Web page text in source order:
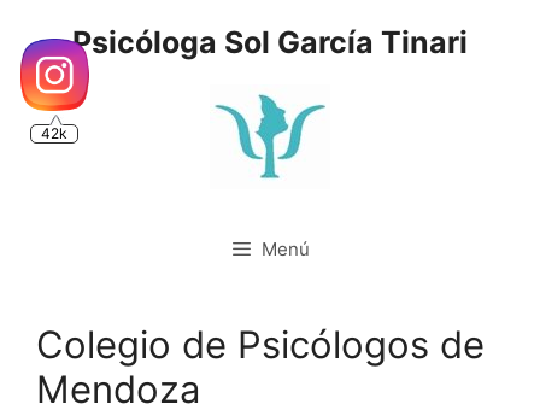
contenido
Psicóloga Sol García Tinari
Menú
Colegio de Psicólogos de
Mendoza
42k